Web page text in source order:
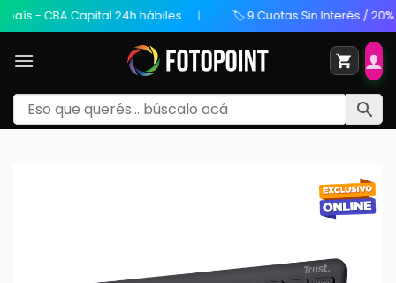
- CBA Capital 24h hábiles 🏷️ 9 Cuotas Sin Interés / 20%